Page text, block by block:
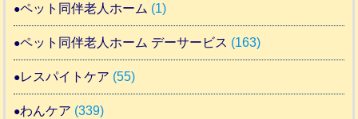
ペット同伴老人ホーム (1)
ペット同伴老人ホーム デーサービス (163)
レスパイトケア (55)
わんケア (339)